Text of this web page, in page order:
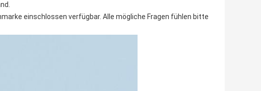
einschlossen verfügbar. Alle mögliche Fragen fühlen bitte